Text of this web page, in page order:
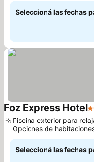
Seleccioná las fechas
Foz Express Hotel3
Piscina exterior para
Opciones de
familiares
Seleccioná las fechas